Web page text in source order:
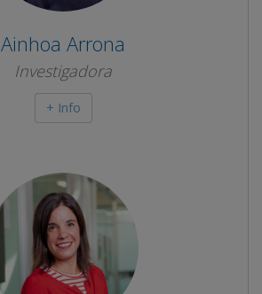
Ainhoa Arrona
Investigadora
+ Info